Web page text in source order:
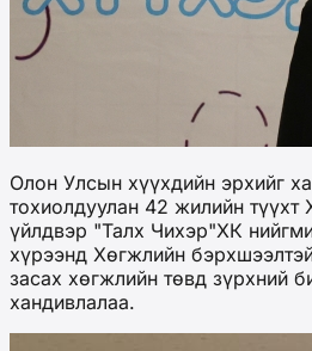
Олон Улсын хүүхдийн эрхийг
тохиолдуулан 42 жилийн түүхт
үйлдвэр "Талх Чихэр"ХК
хүрээнд Хөгжлийн
засах хөгжлийн төвд зүрхний
хандивлалаа.